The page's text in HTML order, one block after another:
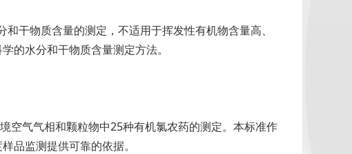
干物质含量的测定，不适用于挥发性有机物含量高、
的水分和干物质含量测定方法。
空气气相和颗粒物中25种有机氯农药的测定。本标准作
品监测提供可靠的依据。